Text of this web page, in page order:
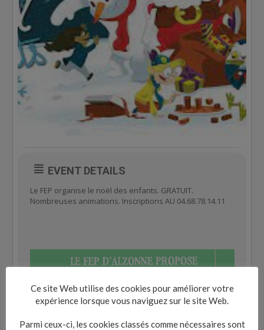
EVENT DETAILS
Le FEP organise le noël des enfants. GRATUIT.
Nombreuses animations. Inscriptions AU 04.68.78.14.11
Ce site Web utilise des cookies pour améliorer votre
expérience lorsque vous naviguez sur le site Web.
Parmi ceux-ci, les cookies classés comme nécessaires sont